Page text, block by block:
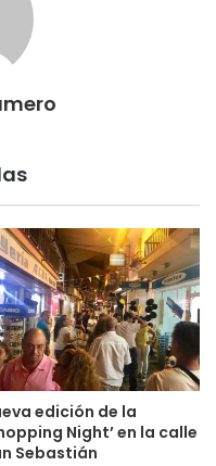
edición de la
Night’ en la calle
Sebastián